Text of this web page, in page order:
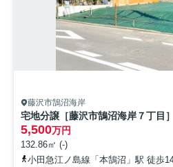
お問い合
藤沢市鵠沼海岸
宅地分譲［藤沢市鵠沼海岸７丁目］
5,500万円
132.86㎡ (-)
小田急江ノ島線「本鵠沼」駅 徒歩